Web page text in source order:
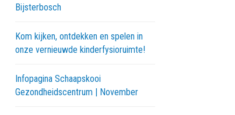
Bijsterbosch
Kom kijken, ontdekken en spelen in
onze vernieuwde kinderfysioruimte!
Infopagina Schaapskooi
Gezondheidscentrum | November